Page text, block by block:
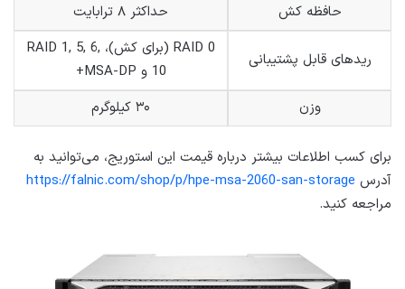
حافظه کش
حداکثر ۸ ترابایت
ریدهای قابل پشتیبانی
RAID 0 (برای کش)، RAID 1, 5, 6,
10 و MSA-DP+
وزن
۳۰ کیلوگرم
برای کسب اطلاعات بیشتر درباره قیمت این استوریج، می‌توانید به
آدرس https://falnic.com/shop/p/hpe-msa-2060-san-storage
مراجعه کنید.